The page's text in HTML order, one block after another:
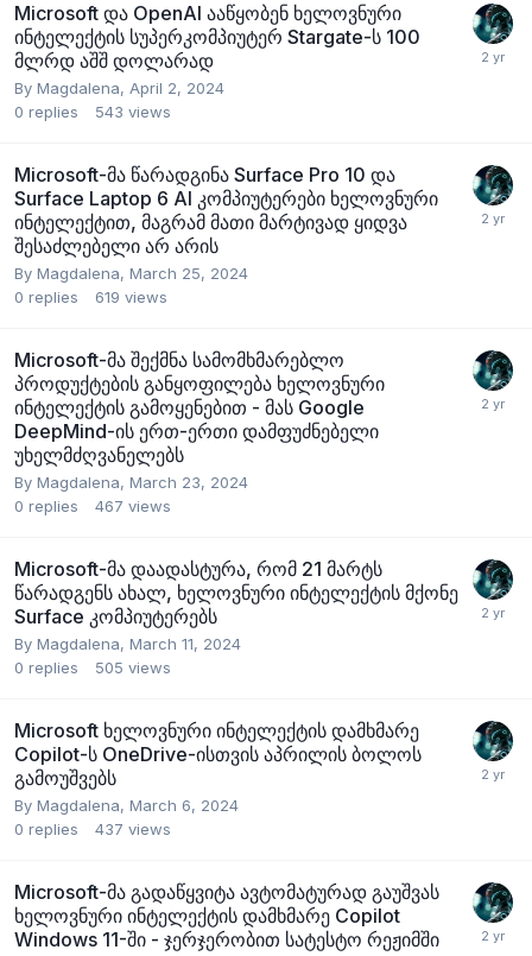
Microsoft და OpenAI ააწყობენ ხელოვნური
ინტელექტის სუპერკომპიუტერ Stargate-ს 100
მლრდ აშშ დოლარად
By Magdalena, April 2, 2024
0 replies 543 views
Microsoft-მა წარადგინა Surface Pro 10 და
Surface Laptop 6 AI კომპიუტერები ხელოვნური
ინტელექტით, მაგრამ მათი მარტივად ყიდვა
შესაძლებელი არ არის
By Magdalena, March 25, 2024
0 replies 619 views
Microsoft-მა შექმნა სამომხმარებლო
პროდუქტების განყოფილება ხელოვნური
ინტელექტის გამოყენებით - მას Google
DeepMind-ის ერთ-ერთი დამფუძნებელი
უხელმძღვანელებს
By Magdalena, March 23, 2024
0 replies 467 views
Microsoft-მა დაადასტურა, რომ 21 მარტს
წარადგენს ახალ, ხელოვნური ინტელექტის მქონე
Surface კომპიუტერებს
By Magdalena, March 11, 2024
0 replies 505 views
Microsoft ხელოვნური ინტელექტის დამხმარე
Copilot-ს OneDrive-ისთვის აპრილის ბოლოს
გამოუშვებს
By Magdalena, March 6, 2024
0 replies 437 views
Microsoft-მა გადაწყვიტა ავტომატურად გაუშვას
ხელოვნური ინტელექტის დამხმარე Copilot
Windows 11-ში - ჯერჯერობით სატესტო რეჟიმში